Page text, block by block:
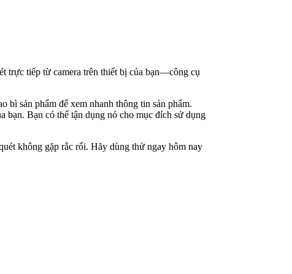
trực tiếp từ camera trên thiết bị của bạn—công cụ
sản phẩm để xem nhanh thông tin sản phẩm.
bạn. Bạn có thể tận dụng nó cho mục đích sử dụng
không gặp rắc rối. Hãy dùng thử ngay hôm nay